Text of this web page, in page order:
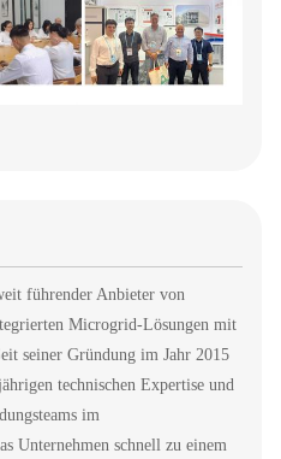
führender Anbieter von
Microgrid-Lösungen mit
seiner Gründung im Jahr 2015
technischen Expertise und
im
Unternehmen schnell zu einem